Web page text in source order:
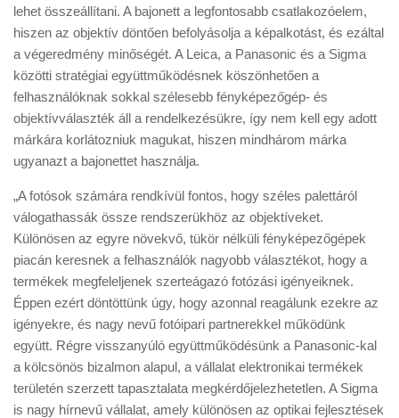
lehet összeállítani. A bajonett a legfontosabb csatlakozóelem,
hiszen az objektív döntően befolyásolja a képalkotást, és ezáltal
a végeredmény minőségét. A Leica, a Panasonic és a Sigma
közötti stratégiai együttműködésnek köszönhetően a
felhasználóknak sokkal szélesebb fényképezőgép- és
objektívválaszték áll a rendelkezésükre, így nem kell egy adott
márkára korlátozniuk magukat, hiszen mindhárom márka
ugyanazt a bajonettet használja.
„A fotósok számára rendkívül fontos, hogy széles palettáról
válogathassák össze rendszerükhöz az objektíveket.
Különösen az egyre növekvő, tükör nélküli fényképezőgépek
piacán keresnek a felhasználók nagyobb választékot, hogy a
termékek megfeleljenek szerteágazó fotózási igényeiknek.
Éppen ezért döntöttünk úgy, hogy azonnal reagálunk ezekre az
igényekre, és nagy nevű fotóipari partnerekkel működünk
együtt. Régre visszanyúló együttműködésünk a Panasonic-kal
a kölcsönös bizalmon alapul, a vállalat elektronikai termékek
területén szerzett tapasztalata megkérdőjelezhetetlen. A Sigma
is nagy hírnevű vállalat, amely különösen az optikai fejlesztések